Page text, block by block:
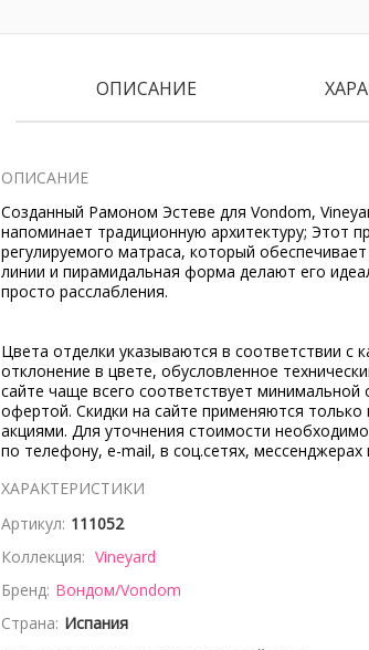
ОПИСАНИЕ
ОПИСАНИЕ
Созданный Рамоном Эстеве для Vondom,
напоминает традиционную архитектуру; Этот
регулируемого матраса, который
линии и пирамидальная форма делают его
просто расслабления.
Цвета отделки указываются в соответствии с
отклонение в цвете, обусловленное
сайте чаще всего соответствует
офертой. Скидки на сайте применяются
акциями. Для уточнения стоимости
по телефону, e-mail, в соц.сетях,
ХАРАКТЕРИСТИКИ
Артикул: 111052
Коллекция: Vineyard
Бренд: Вондом/Vondom
Страна: Испания